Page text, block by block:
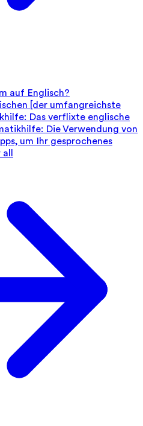
auf Englisch?
[der umfangreichste
Das verflixte englische
Die Verwendung von
um Ihr gesprochenes